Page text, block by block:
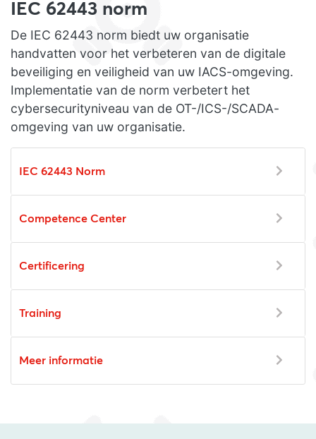
IEC 62443 norm
De IEC 62443 norm biedt uw organisatie
handvatten voor het verbeteren van de digitale
beveiliging en veiligheid van uw IACS-omgeving.
Implementatie van de norm verbetert het
cybersecurityniveau van de OT-/ICS-/SCADA-
omgeving van uw organisatie.
IEC 62443 Norm
Competence Center
Certificering
Training
Meer informatie